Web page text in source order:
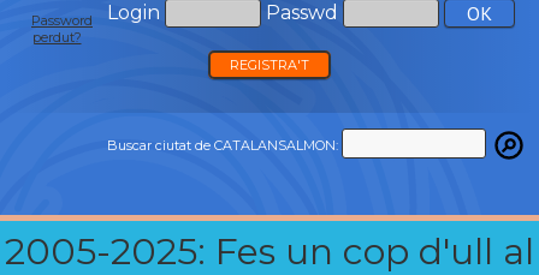
Login Passwd
Password
perdut?
REGISTRA'T
Buscar ciutat de CATALANSALMON:
2005-2025: Fes un cop d'ull al